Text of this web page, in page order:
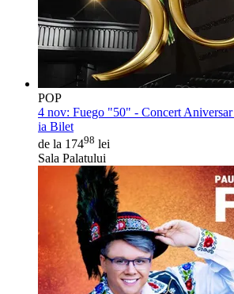
POP
4 nov: Fuego "50" - Concert Aniversar
ia Bilet
de la 17498 lei
Sala Palatului